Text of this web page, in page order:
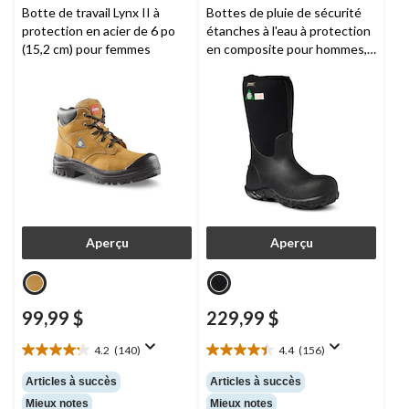
Botte de travail Lynx II à
protection en acier de 6 po
(15,2 cm) pour femmes
Aperçu
99,99 $
4.2 (140)
4.2
étoile(s)
sur
Articles à succès
Mieux notes
Bottes de pluie de sécurité
étanches à l'eau à protection
en composite pour hommes,
Aperçu
229,99 $
4.4 (156)
4.4
étoile(s)
sur
Articles à succès
Mieux notes